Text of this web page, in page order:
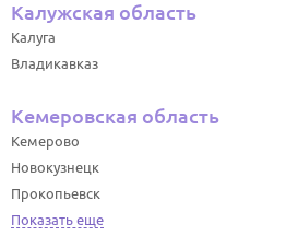
Калужская область
Калуга
Владикавказ
Кемеровская область
Кемерово
Новокузнецк
Прокопьевск
Показать еще